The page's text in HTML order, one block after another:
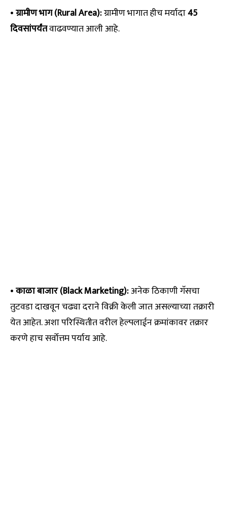
•ग्रामीण भाग (Rural Area):ग्रामीण भागात हीच मर्यादा45
दिवसांपर्यंतवाढवण्यात आली आहे.
•काळा बाजार (Black Marketing):अनेक ठिकाणी गॅसचा
तुटवडा दाखवून चढ्या दराने विक्री केली जात असल्याच्या तक्रारी
येत आहेत. अशा परिस्थितीत वरील हेल्पलाईन क्रमांकावर तक्रार
करणे हाच सर्वोत्तम पर्याय आहे.